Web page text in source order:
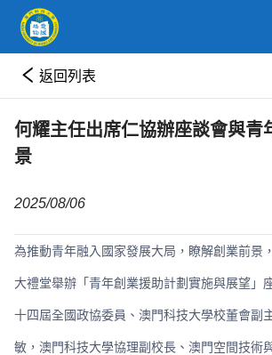
返回列表
何耀主任出席仁協辦座談會與青
景
2025/08/06
為推動青年融入國家發展大局，瞭解創業前景
大禮堂舉辦「青年創業援助計劃實施與展望」
十四屆全國政協委員、澳門科技大學校董會副
敏，澳門科技大學協理副校長、澳門空間技術